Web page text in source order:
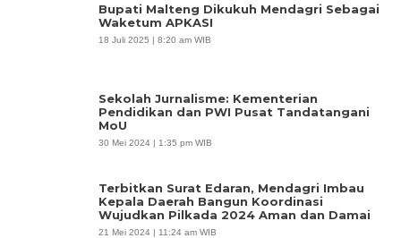
Bupati Malteng Dikukuh Mendagri Sebagai
Waketum APKASI
18 Juli 2025 | 8:20 am WIB
Sekolah Jurnalisme: Kementerian
Pendidikan dan PWI Pusat Tandatangani
MoU
30 Mei 2024 | 1:35 pm WIB
Terbitkan Surat Edaran, Mendagri Imbau
Kepala Daerah Bangun Koordinasi
Wujudkan Pilkada 2024 Aman dan Damai
21 Mei 2024 | 11:24 am WIB